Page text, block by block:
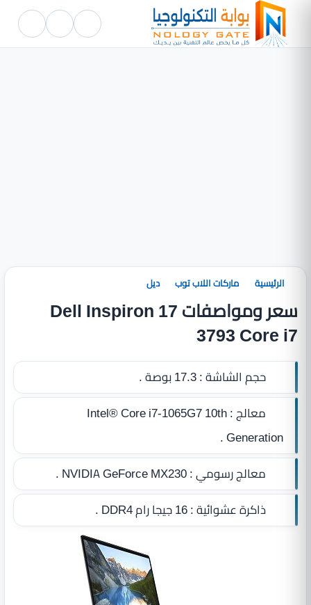
الرئيسية ماركات اللاب توب ديل
سعر ومواصفات Dell Inspiron 17
3793 Core i7
حجم الشاشة :17.3 بوصة .
معالج :Intel® Core i7-1065G7 10th
Generation .
معالج رسومي :NVIDIA GeForce MX230 .
ذاكرة عشوائية :16 جيجا رام DDR4 .